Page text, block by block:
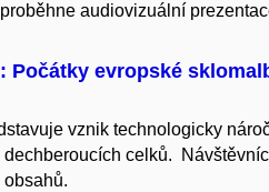
audiovizuální
Počátky evropské
vznik technologicky
dechberoucích celků.